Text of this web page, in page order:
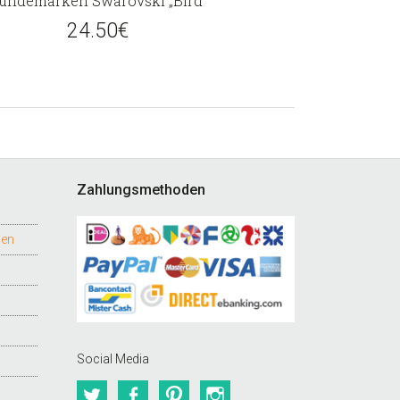
24.50€
Zahlungsmethoden
Social Media
TwitterFacebookPinterest